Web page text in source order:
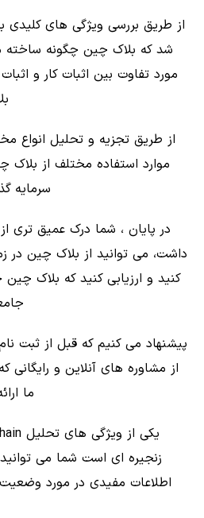
از طریق بررسی ویژگی های
شد که بلاک چین چگونه
مورد تفاوت بین اثبات کار و
از طریق تجزیه و تحلیل انواع
موارد استفاده مختلف از بلاک
سرمایه
در پایان ، شما درک عمیق تری
داشت، می توانید از بلاک چین در
کنید و ارزیابی کنید که بلاک
پیشنهاد می کنیم که قبل از ثبت
از مشاوره های آنلاین و
ما
زنجیره ای است شما می توانید
اطلاعات مفیدی در مورد